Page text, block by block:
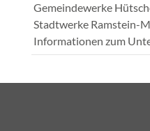
Gemeindewerke
Stadtwerke Ramstein-
Informationen zum